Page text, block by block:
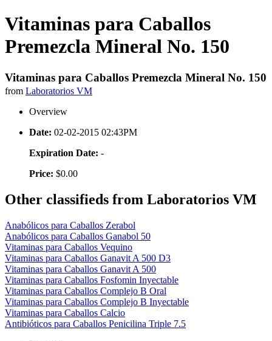
Vitaminas para Caballos
Premezcla Mineral No. 150
Vitaminas para Caballos Premezcla Mineral No. 150
from Laboratorios VM
Overview
Date: 02-02-2015 02:43PM
Expiration Date: -
Price: $0.00
Other classifieds from Laboratorios VM
Anabólicos para Caballos Zerabol
Anabólicos para Caballos Ganabol 50
Vitaminas para Caballos Vequino
Vitaminas para Caballos Ganavit A 500 D3
Vitaminas para Caballos Ganavit A 500
Vitaminas para Caballos Fosfomin Inyectable
Vitaminas para Caballos Complejo B Oral
Vitaminas para Caballos Complejo B Inyectable
Vitaminas para Caballos Calcio
Antibióticos para Caballos Penicilina Triple 7.5